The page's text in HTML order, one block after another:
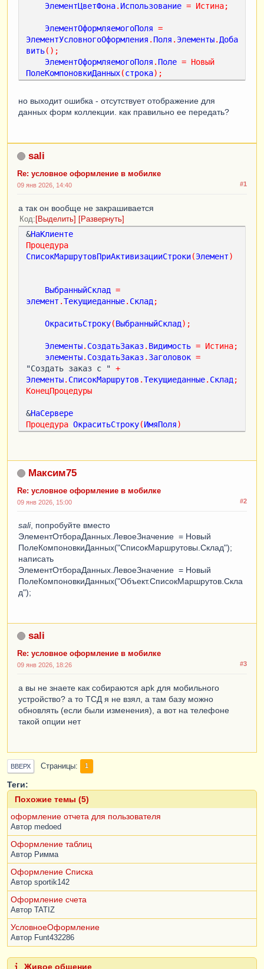
ЭлементЦветФона. Использование = Истина;
ЭлементОформляемогоПоля =
ЭлементУсловногоОформления . Поля . Элементы. Доба
вить();
ЭлементОформляемогоПоля . Поле = Новый
ПолеКомпоновкиДанных(строка);
КонецПроцедуры
но выходит ошибка - отсутствует отображение для
данных форм коллекции. как правильно ее передать?
sali
Re: условное оформление в мобилке
#1
09 янв 2026, 14:40
а так он вообще не закрашивается
Код Выделить Развернуть
&НаКлиенте
Процедура
СписокМаршрутовПриАктивизацииСтроки(Элемент)
ВыбранныйСклад =
элемент .Текущиеданные. Склад ;
ОкраситьСтроку(ВыбранныйСклад);
Элементы. СоздатьЗаказ. Видимость = Истина;
элементы. СоздатьЗаказ. Заголовок =
"Создать заказ с " +
Элементы. СписокМаршрутов .Текущиеданные. Склад ;
КонецПроцедуры
&НаСервере
Процедура ОкраситьСтроку(ИмяПоля)
ЭлементУсловногоОформления.Оформление
ы.Найти("ЦветФона"
WebЦвета.Васильковый
ЭлементЦветФона.Использование = Истина
ЭлементОтбораДанных
ЭлементУсловногоОформления.Отбор .Элементы
авить(Тип("ЭлементОтбораКомпоновкиДанных"));
);
ВидСравненияКомпоновкиДанных
ЭлементОтбораДанных
ИмяПоля
Истина;
КонецПроцедуры
Максим75
Re: условное оформление в мобилке
#2
09 янв 2026, 15:00
sali, попробуйте вместо
ЭлементОтбораДанных.ЛевоеЗначение = Новый
ПолеКомпоновкиДанных("СписокМаршрутовы.Склад");
написать
ЭлементОтбораДанных.ЛевоеЗначение = Новый
ПолеКомпоновкиДанных("Объект.СписокМаршрутов.Скла
д");
sali
Re: условное оформление в мобилке
#3
09 янв 2026, 18:26
а вы не знаете как собираются apk для мобильного
устройство? а то ТСД я не взял, а там базу можно
обновлять (если были изменения), а вот на телефоне
такой опции нет
ВВЕРХ Страницы 1
Теги:
Похожие темы (5)
оформление отчета для пользователя
Автор medoed
Оформление таблиц
Автор Римма
Оформление Списка
Автор sportik142
Оформление счета
Автор TATIZ
УсловноеОформление
Автор Funt432286
Живое общение